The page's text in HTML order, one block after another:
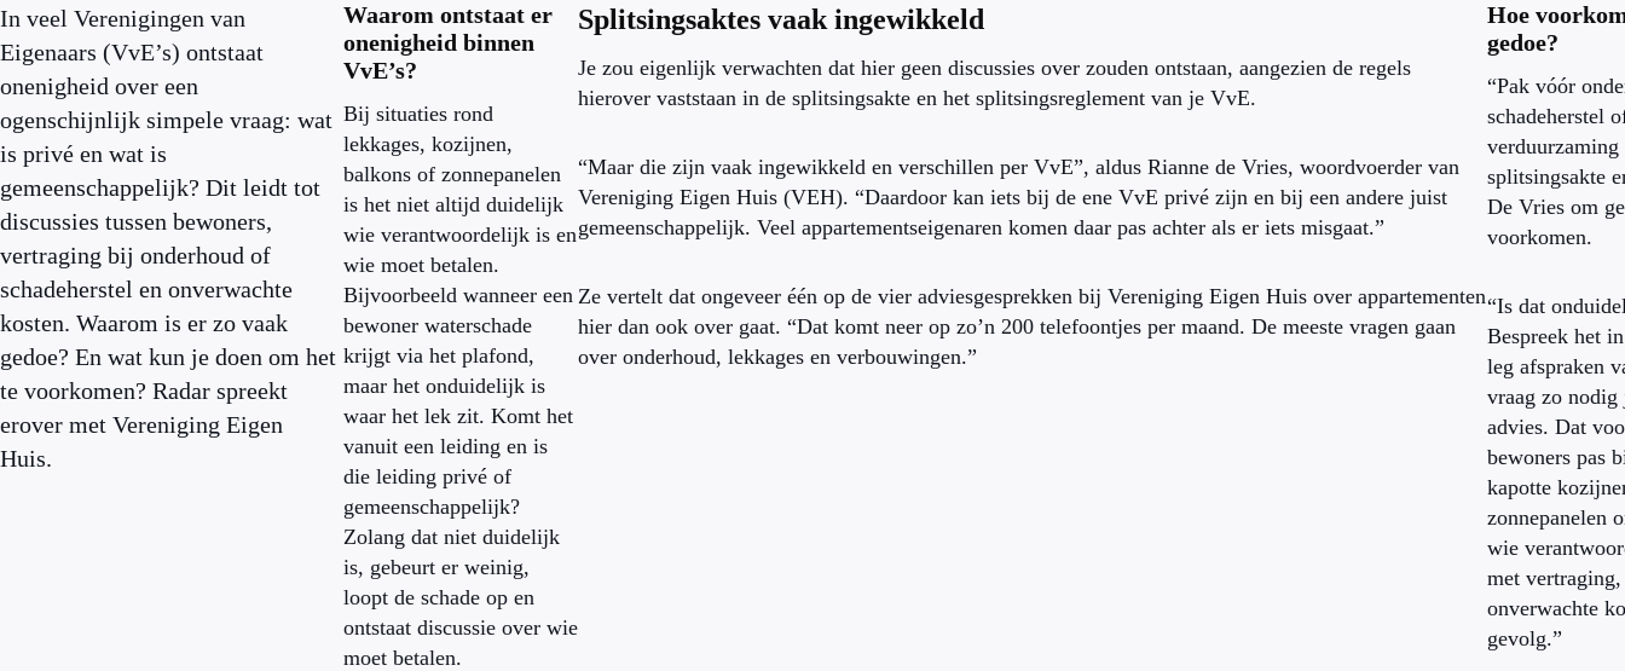
In veel Verenigingen van
Eigenaars (VvE’s) ontstaat
onenigheid over een
ogenschijnlijk simpele vraag: wat
is privé en wat is
gemeenschappelijk? Dit leidt tot
discussies tussen bewoners,
vertraging bij onderhoud of
schadeherstel en onverwachte
kosten. Waarom is er zo vaak
gedoe? En wat kun je doen om het
te voorkomen? Radar spreekt
erover met Vereniging Eigen
Huis.
Waarom ontstaat er
onenigheid binnen
VvE’s?
Bij situaties rond
lekkages, kozijnen,
balkons of zonnepanelen
is het niet altijd duidelijk
wie verantwoordelijk is en
wie moet betalen.
Bijvoorbeeld wanneer een
bewoner waterschade
krijgt via het plafond,
maar het onduidelijk is
waar het lek zit. Komt het
vanuit een leiding en is
die leiding privé of
gemeenschappelijk?
Zolang dat niet duidelijk
is, gebeurt er weinig,
loopt de schade op en
ontstaat discussie over wie
moet betalen.
Splitsingsaktes vaak ingewikkeld
Je zou eigenlijk verwachten dat hier geen discussies over zouden ontstaan, aangezien de regels
hierover vaststaan in de splitsingsakte en het splitsingsreglement van je VvE.
“Maar die zijn vaak ingewikkeld en verschillen per VvE”, aldus Rianne de Vries, woordvoerder van
Vereniging Eigen Huis (VEH). “Daardoor kan iets bij de ene VvE privé zijn en bij een andere juist
gemeenschappelijk. Veel appartementseigenaren komen daar pas achter als er iets misgaat.”
Ze vertelt dat ongeveer één op de vier adviesgesprekken bij Vereniging Eigen Huis over appartementen
hier dan ook over gaat. “Dat komt neer op zo’n 200 telefoontjes per maand. De meeste vragen gaan
over onderhoud, lekkages en verbouwingen.”
Hoe
gedoe?
“Pak vóór
schadeherstel
splitsingsakte
De Vries om
voorkomen.
“Is dat
Bespreek het
leg afspraken
vraag zo
advies. Dat
bewoners pas
kapotte
zonnepanelen
wie
met
onverwachte
gevolg.”